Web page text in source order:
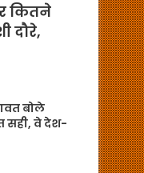
कितने
दौरे,
बोले
सही, वे देश-